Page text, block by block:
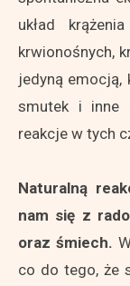
układ
krwionośnych,
jedyną emocją,
smutek i inne
reakcje w tych
Naturalną
nam się z
oraz śmiech.
co do tego, że